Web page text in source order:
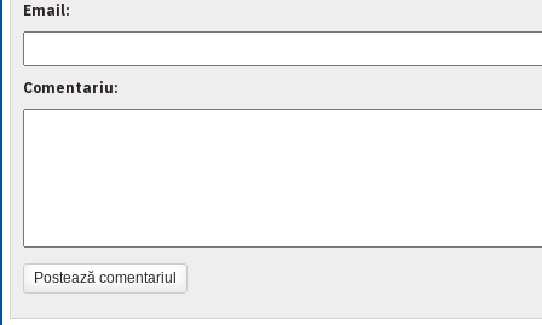
Email:
Comentariu:
Postează comentariul